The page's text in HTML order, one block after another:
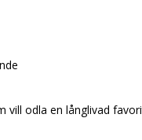
vill odla en långlivad